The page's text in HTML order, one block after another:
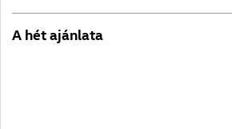
A hét ajánlata